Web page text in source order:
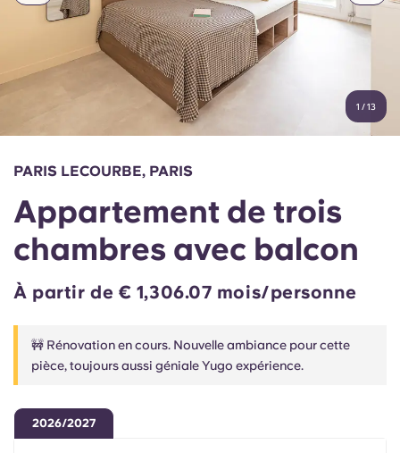
Compte
English (GB)
Chinese
Español
Deutsch
Sélectionnez un pays
Se connecter
Réservez maintenant
Italian French
Portuguese
1 /13
PARIS LECOURBE, PARIS
Appartement de trois
chambres avec balcon
À partir de € 1,306.07 mois/personne
🚧 Rénovation en cours. Nouvelle ambiance pour cette
pièce, toujours aussi géniale Yugo expérience.
2026/2027